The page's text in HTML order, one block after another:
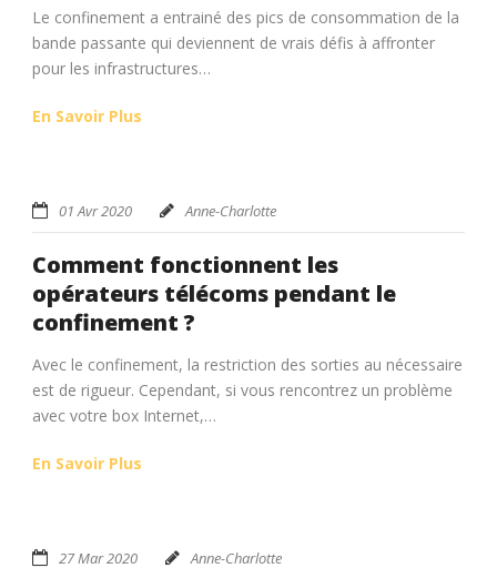
Le confinement a entrainé des pics de consommation de la
bande passante qui deviennent de vrais défis à affronter
pour les infrastructures…
En Savoir Plus
01 Avr 2020 Anne-Charlotte
Comment fonctionnent les
opérateurs télécoms pendant le
confinement ?
Avec le confinement, la restriction des sorties au nécessaire
est de rigueur. Cependant, si vous rencontrez un problème
avec votre box Internet,…
En Savoir Plus
27 Mar 2020 Anne-Charlotte